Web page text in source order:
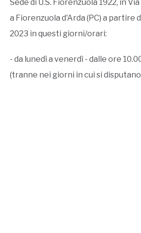
Sede di U.S. Fiorenzuola 1922, in
a Fiorenzuola d'Arda (PC) a partire
2023 in questi giorni/orari:
- da lunedì a venerdì - dalle ore
(tranne nei giorni in cui si